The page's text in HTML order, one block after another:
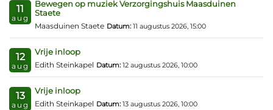
11
aug
Bewegen op muziek Verzorgingshuis Maasduinen
Staete
Maasduinen Staete Datum: 11 augustus 2026, 15:00
12
aug
Vrije inloop
Edith Steinkapel Datum: 12 augustus 2026, 10:00
13
aug
Vrije inloop
Edith Steinkapel Datum: 13 augustus 2026, 10:00